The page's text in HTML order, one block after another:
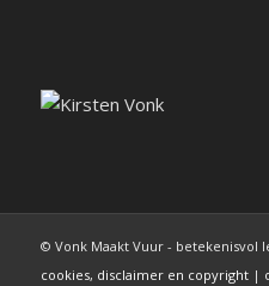
© Vonk Maakt Vuur - betekenisvol
cookies, disclaimer en copyright|